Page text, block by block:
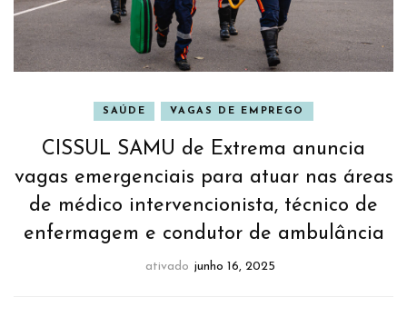
SAÚDE VAGAS DE EMPREGO
CISSUL SAMU de Extrema anuncia
vagas emergenciais para atuar nas áreas
de médico intervencionista, técnico de
enfermagem e condutor de ambulância
ativado junho 16, 2025